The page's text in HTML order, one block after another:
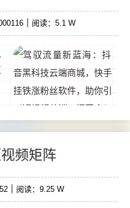
阅读：5.1 W
频矩阵
阅读：9.25 W